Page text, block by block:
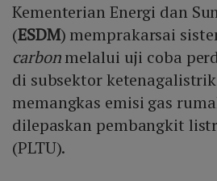
Kementerian Energi dan
(ESDM) memprakarsai
carbonmelalui uji coba
di subsektor
memangkas emisi gas
dilepaskan pembangkit
(PLTU).